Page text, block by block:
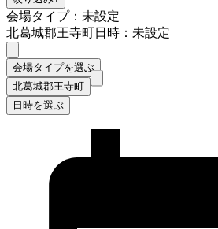
会場タイプ：未設定
北葛城郡王寺町日時：未設定
会場タイプを選ぶ
北葛城郡王寺町
日時を選ぶ